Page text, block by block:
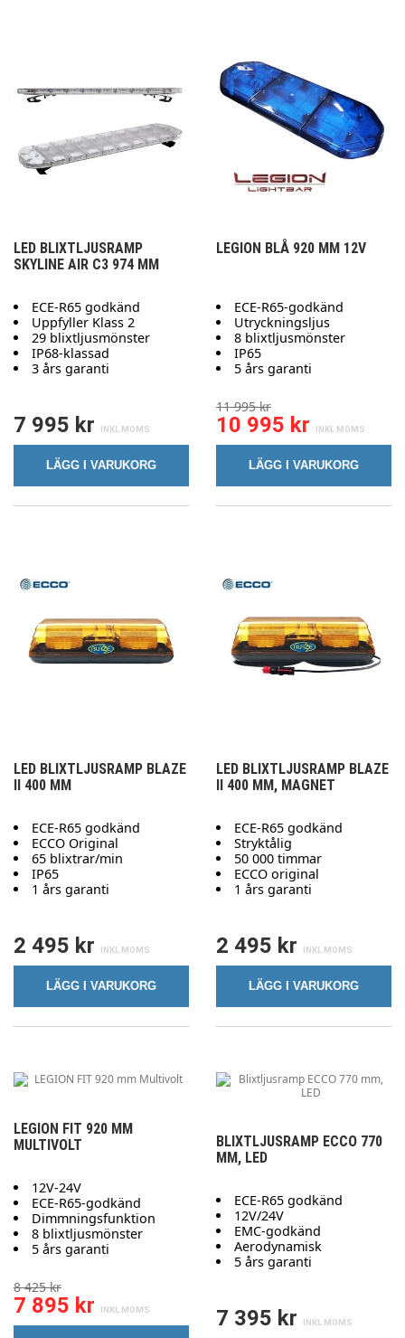
LED BLIXTLJUSRAMP
SKYLINE AIR C3 974 MM
ECE-R65 godkänd
Uppfyller Klass 2
29 blixtljusmönster
IP68-klassad
3 års garanti
7 995 kr
LÄGG I VARUKORG
LEGION BLÅ 920 MM 12V
ECE-R65-godkänd
Utryckningsljus
8 blixtljusmönster
IP65
5 års garanti
11 995 kr
10 995 kr
LÄGG I VARUKORG
LED BLIXTLJUSRAMP BLAZE
II 400 MM
ECE-R65 godkänd
ECCO Original
65 blixtrar/min
IP65
1 års garanti
2 495 kr
LÄGG I VARUKORG
LED BLIXTLJUSRAMP BLAZE
II 400 MM, MAGNET
ECE-R65 godkänd
Stryktålig
50 000 timmar
ECCO original
1 års garanti
2 495 kr
LÄGG I VARUKORG
LEGION FIT 920 MM
MULTIVOLT
12V-24V
ECE-R65-godkänd
Dimmningsfunktion
8 blixtljusmönster
5 års garanti
8 425 kr
7 895 kr
BLIXTLJUSRAMP ECCO 770
MM, LED
ECE-R65 godkänd
12V/24V
EMC-godkänd
Aerodynamisk
5 års garanti
7 395 kr